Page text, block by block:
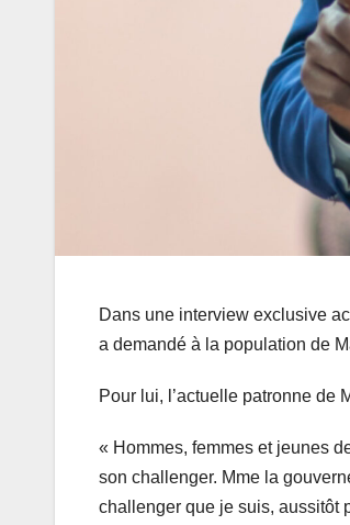
Dans une interview exclusive
a demandé à la population de
Pour lui, l’actuelle patronne de
« Hommes, femmes et jeunes
son challenger. Mme la
challenger que je suis, aussitôt